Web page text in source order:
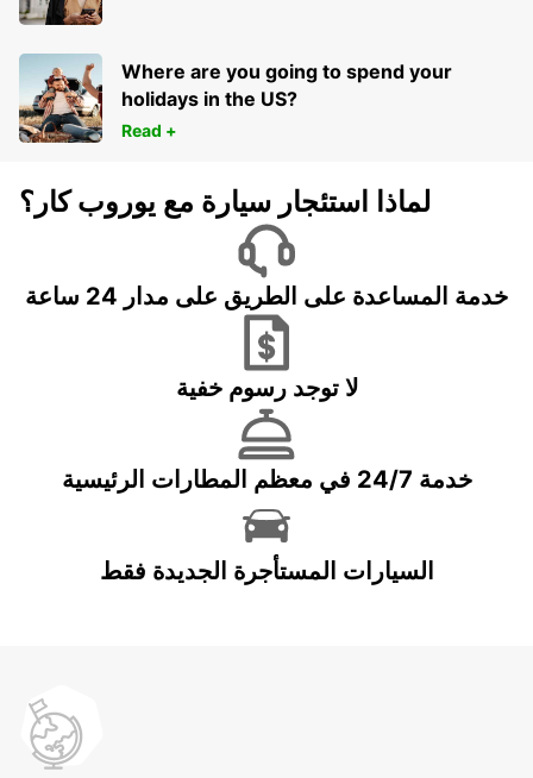
Where are you going to spend your
holidays in the US?
Read +
لماذا استئجار سيارة مع يوروب كار؟
خدمة المساعدة على الطريق على مدار 24 ساعة
لا توجد رسوم خفية
خدمة 24/7 في معظم المطارات الرئيسية
السيارات المستأجرة الجديدة فقط